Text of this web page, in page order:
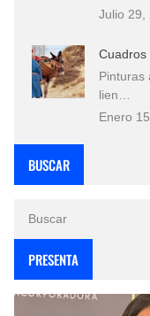
Julio 29,
Cuadros
Pinturas
lien…
Enero
BUSCAR
PRESENTA